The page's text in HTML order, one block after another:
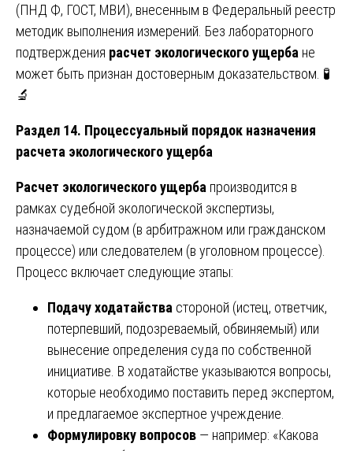
(ПНД Ф, ГОСТ, МВИ), внесенным в Федеральный реестр
методик выполнения измерений. Без лабораторного
подтверждения расчет экологического ущерба не
может быть признан достоверным доказательством. 🧪
🔬
Раздел 14. Процессуальный порядок назначения
расчета экологического ущерба
Расчет экологического ущерба производится в
рамках судебной экологической экспертизы,
назначаемой судом (в арбитражном или гражданском
процессе) или следователем (в уголовном процессе).
Процесс включает следующие этапы:
Подачу ходатайства стороной (истец, ответчик,
потерпевший, подозреваемый, обвиняемый) или
вынесение определения суда по собственной
инициативе. В ходатайстве указываются вопросы,
которые необходимо поставить перед экспертом,
и предлагаемое экспертное учреждение.
Формулировку вопросов — например: «Какова